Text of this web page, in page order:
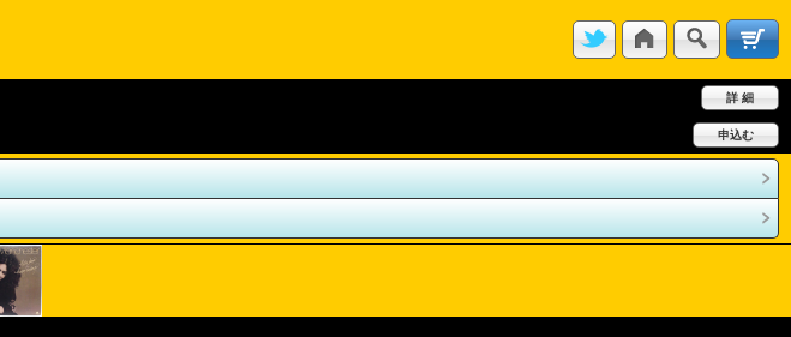
詳 細
申込む